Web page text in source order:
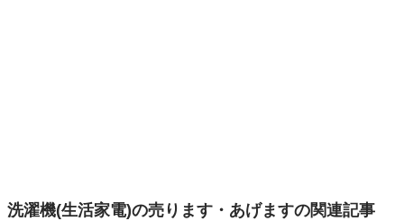
洗濯機(生活家電)の売ります・あげますの関連記事